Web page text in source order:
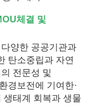
체결 및
양한 공공기관과
탄소중립과 자연
전문성 및
경보전에 기여한·
생태계 회복과 생물